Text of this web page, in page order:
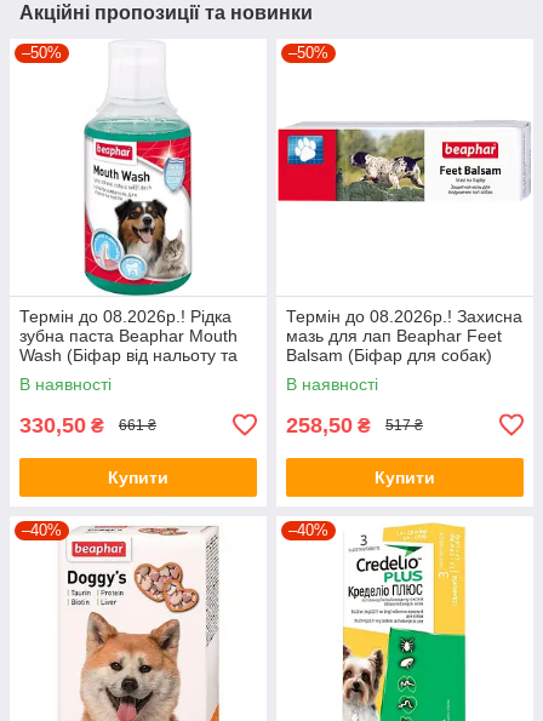
Акційні пропозиції та новинки
–50%
Термін до 08.2026р.! Рідка
зубна паста Beaphar Mouth
Wash (Біфар від нальоту та
неприємного запаху) 250 мл
В наявності
330,50 ₴ 661 ₴
Купити
–50%
Термін до 08.2026р.! Захисна
мазь для лап Beaphar Feet
Balsam (Біфар для собак)
40мл
В наявності
258,50 ₴ 517 ₴
Купити
–40% –40%